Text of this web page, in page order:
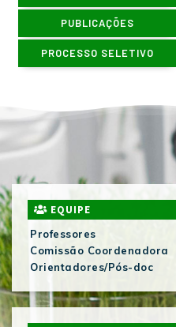
PUBLICAÇÕES
PROCESSO SELETIVO
EQUIPE
Professores
Comissão Coordenadora
Orientadores/Pós-doc